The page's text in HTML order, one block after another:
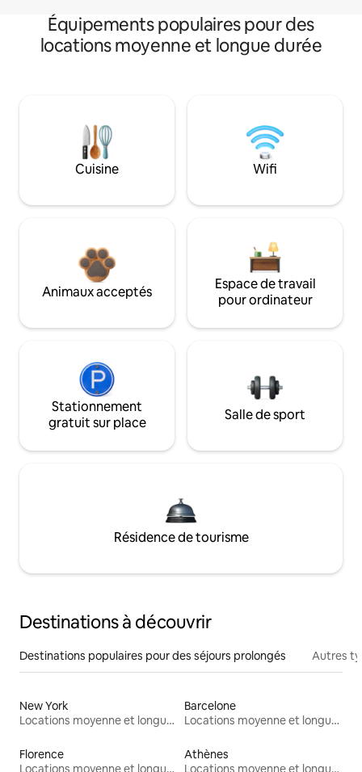
Équipements populaires pour des
locations moyenne et longue durée
Cuisine Wifi
Animaux acceptés
Espace de travail
pour ordinateur
Stationnement
gratuit sur place
Salle de sport
Résidence de tourisme
Destinations à découvrir
Destinations populaires pour des séjours prolongés Autres
New York
Locations moyenne et longue durée
Barcelone
Locations moyenne et longue durée
Florence
Locations moyenne et longue durée
Athènes
Locations moyenne et longue durée